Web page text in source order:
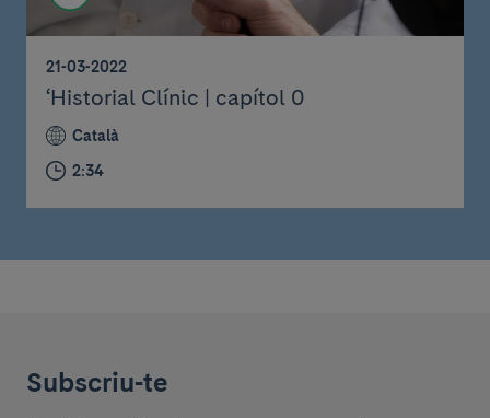
21-03-2022
‘Historial Clínic | capítol 0
Català
2:34
Subscriu-te